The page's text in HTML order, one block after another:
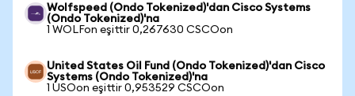
Wolfspeed (Ondo Tokenized)'dan Cisco Systems
(Ondo Tokenized)'na
1 WOLFon eşittir 0,267630 CSCOon
United States Oil Fund (Ondo Tokenized)'dan Cisco
Systems (Ondo Tokenized)'na
1 USOon eşittir 0,953529 CSCOon